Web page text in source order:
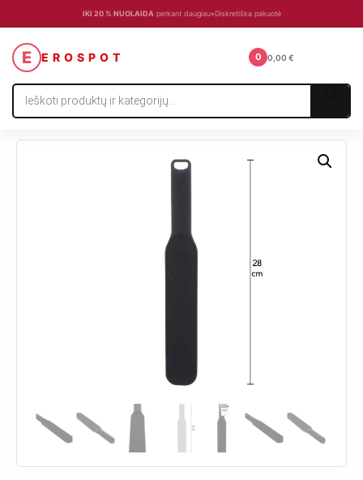
IKI 20 % NUOLAIDA perkant daugiau•Diskretiška pakuotė
E EROSPOT
Products
search
0 0,00 €